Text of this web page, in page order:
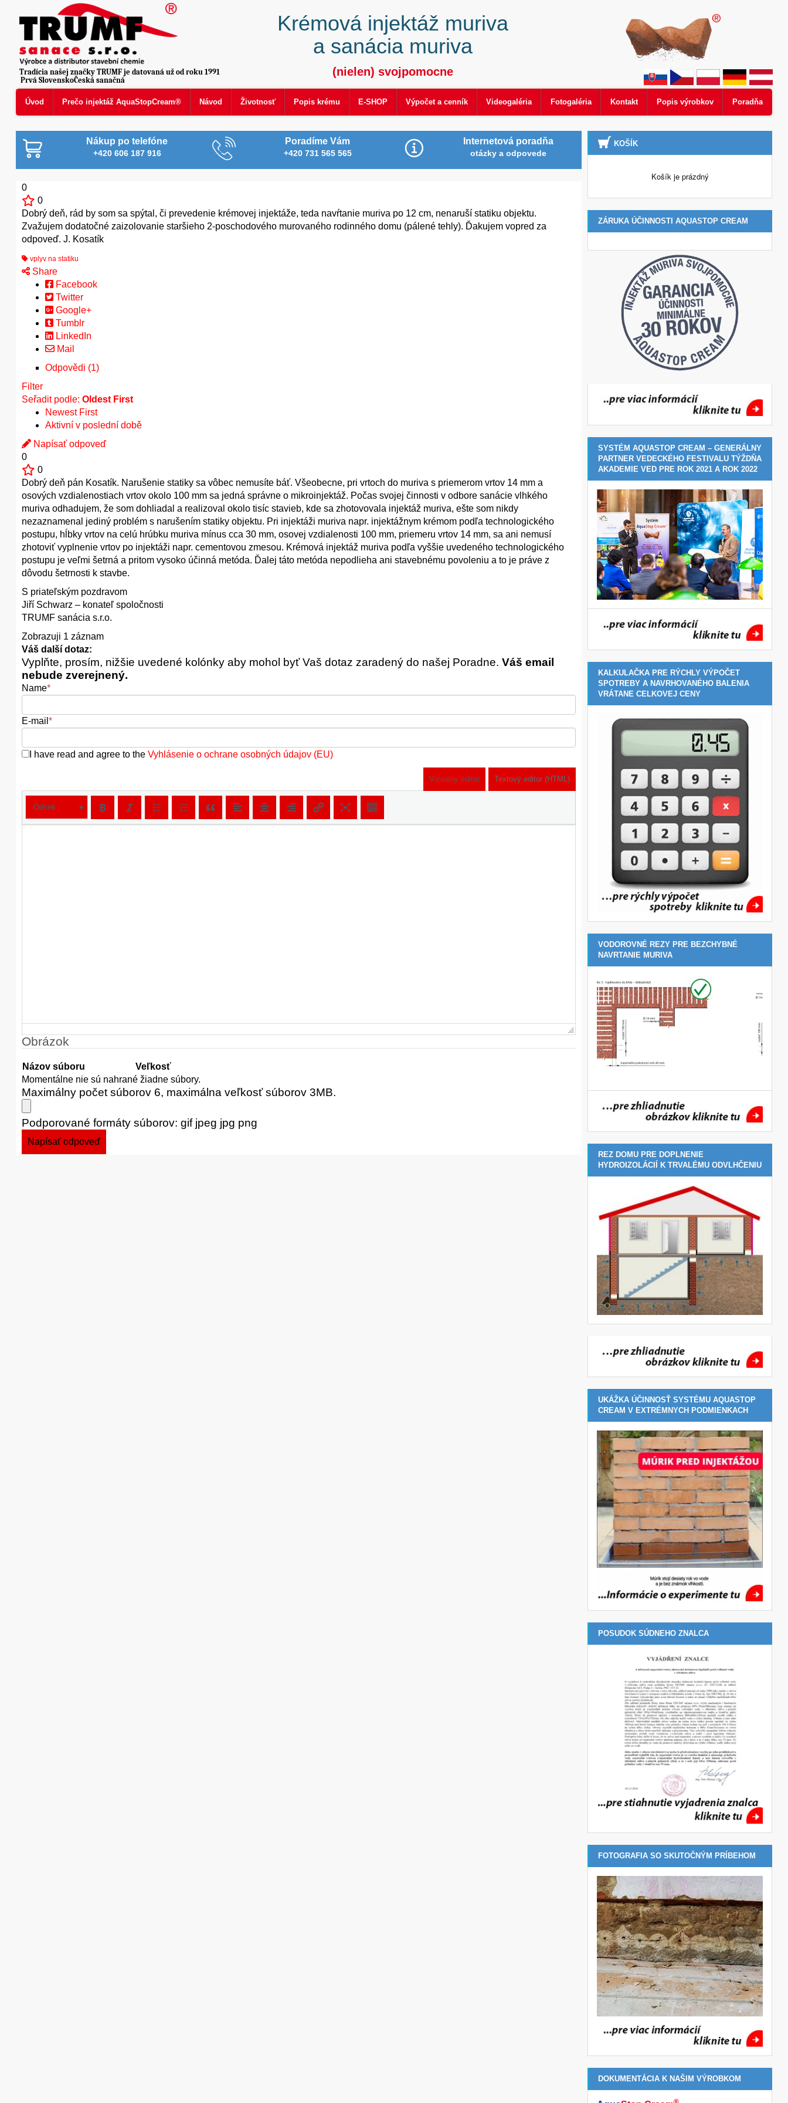
Úvod Prečo injektáž AquaStopCream® Návod Životnosť Popis krému E-SHOP Výpočet a cenník Videogaléria Fotogaléria Kontakt Popis výrobkov Poradňa
Prvá SlovenskoČeská sanačná
Krémová injektáž muriva
a sanácia muriva
(nielen) svojpomocne
Tradícia našej značky TRUMF je datovaná už od roku 1991
Nákup po telefóne
+420 606 187 916
Poradíme Vám
+420 731 565 565
Internetová poradňa
otázky a odpovede
0
0
Dobrý deň, rád by som sa spýtal, či prevedenie krémovej injektáže, teda navŕtanie muriva po 12 cm, nenaruší statiku objektu.
Zvažujem dodatočné zaizolovanie staršieho 2-poschodového murovaného rodinného domu (pálené tehly). Ďakujem vopred za
odpoveď. J. Kosatík
vplyv na statiku
Share
Facebook
Twitter
Google+
Tumblr
LinkedIn
Mail
Odpovědi (1)
Filter
Seřadit podle: Oldest First
Newest First
Aktivní v poslední době
Napísať odpoveď
0
0
Dobrý deň pán Kosatík. Narušenie statiky sa vôbec nemusíte báť. Všeobecne, pri vrtoch do muriva s priemerom vrtov 14 mm a
osových vzdialenostiach vrtov okolo 100 mm sa jedná správne o mikroinjektáž. Počas svojej činnosti v odbore sanácie vlhkého
muriva odhadujem, že som dohliadal a realizoval okolo tisíc stavieb, kde sa zhotovovala injektáž muriva, ešte som nikdy
nezaznamenal jediný problém s narušením statiky objektu. Pri injektáži muriva napr. injektážnym krémom podľa technologického
postupu, hĺbky vrtov na celú hrúbku muriva mínus cca 30 mm, osovej vzdialenosti 100 mm, priemeru vrtov 14 mm, sa ani nemusí
zhotoviť vyplnenie vrtov po injektáži napr. cementovou zmesou. Krémová injektáž muriva podľa vyššie uvedeného technologického
postupu je veľmi šetrná a pritom vysoko účinná metóda. Ďalej táto metóda nepodlieha ani stavebnému povoleniu a to je práve z
dôvodu šetrnosti k stavbe.
S priateľským pozdravom
Jiří Schwarz – konateľ spoločnosti
TRUMF sanácia s.r.o.
Zobrazuji 1 záznam
Váš další dotaz:
Vyplňte, prosím, nižšie uvedené kolónky aby mohol byť Vaš dotaz zaradený do našej Poradne. Váš email
nebude zverejnený.
Name*
E-mail *
I have read and agree to the Vyhlásenie o ochrane osobných údajov (EU)
Vizuálny editor Textový editor (HTML)
Odsek
Obrázok
Názov súboru
Veľkosť
Momentálne nie sú nahrané žiadne súbory.
Maximálny počet súborov 6, maximálna veľkosť súborov 3MB.
Podporované formáty súborov: gif jpeg jpg png
KOŠÍK
Košík je prázdný
ZÁRUKA ÚČINNOSTI AQUASTOP CREAM
SYSTÉM AQUASTOP CREAM – GENERÁLNY
PARTNER VEDECKÉHO FESTIVALU TÝŽDŇA
AKADEMIE VED PRE ROK 2021 A ROK 2022
KALKULAČKA PRE RÝCHLY VÝPOČET
SPOTREBY A NAVRHOVANÉHO BALENIA
VRÁTANE CELKOVEJ CENY
VODOROVNÉ REZY PRE BEZCHYBNÉ
NAVRTANIE MURIVA
REZ DOMU PRE DOPLNENIE
HYDROIZOLÁCIÍ K TRVALÉMU ODVLHČENIU
UKÁŽKA ÚČINNOSŤ SYSTÉMU AQUASTOP
CREAM V EXTRÉMNYCH PODMIENKACH
POSUDOK SÚDNEHO ZNALCA
FOTOGRAFIA SO SKUTOČNÝM PRÍBEHOM
DOKUMENTÁCIA K NAŠIM VÝROBKOM